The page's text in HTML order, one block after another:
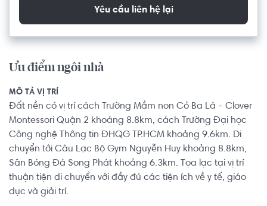
Yêu cầu liên hệ lại
Ưu điểm ngôi nhà
MÔ TẢ VỊ TRÍ
Đất nền có vị trí cách Trường Mầm non Cỏ Ba Lá - Clover
Montessori Quận 2 khoảng 8.8km, cách Trường Đại học
Công nghệ Thông tin ĐHQG TP.HCM khoảng 9.6km. Di
chuyển tới Câu Lạc Bộ Gym Nguyễn Huy khoảng 8.8km,
Sân Bóng Đá Song Phát khoảng 6.3km. Tọa lạc tại vị trí
thuận tiện di chuyển với đầy đủ các tiện ích về y tế, giáo
dục và giải trí.